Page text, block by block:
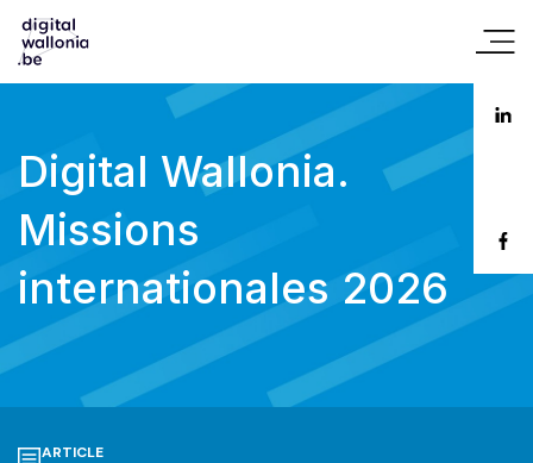
Digital Wallonia.
Missions
internationales 2026
ARTICLE